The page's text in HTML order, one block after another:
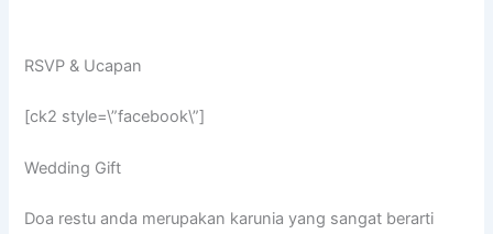
RSVP & Ucapan
[ck2 style=\”facebook\”]
Wedding Gift
Doa restu anda merupakan karunia yang sangat berarti